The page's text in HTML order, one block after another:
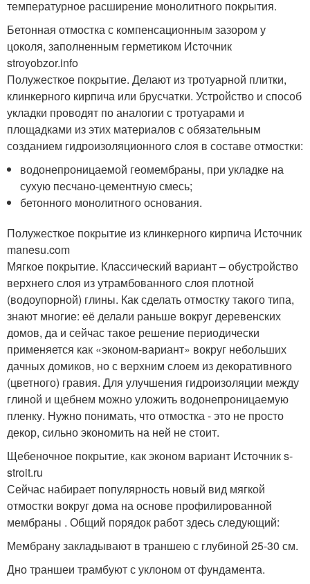
температурное расширение монолитного покрытия.
Бетонная отмостка с компенсационным зазором у
цоколя, заполненным герметиком Источник
stroyobzor.info
Полужесткое покрытие. Делают из тротуарной плитки,
клинкерного кирпича или брусчатки. Устройство и способ
укладки проводят по аналогии с тротуарами и
площадками из этих материалов с обязательным
созданием гидроизоляционного слоя в составе отмостки:
водонепроницаемой геомембраны, при укладке на
сухую песчано-цементную смесь;
бетонного монолитного основания.
Полужесткое покрытие из клинкерного кирпича Источник
manesu.com
Мягкое покрытие. Классический вариант – обустройство
верхнего слоя из утрамбованного слоя плотной
(водоупорной) глины. Как сделать отмостку такого типа,
знают многие: её делали раньше вокруг деревенских
домов, да и сейчас такое решение периодически
применяется как «эконом-вариант» вокруг небольших
дачных домиков, но с верхним слоем из декоративного
(цветного) гравия. Для улучшения гидроизоляции между
глиной и щебнем можно уложить водонепроницаемую
пленку. Нужно понимать, что отмостка - это не просто
декор, сильно экономить на ней не стоит.
Щебеночное покрытие, как эконом вариант Источник s-
stroit.ru
Сейчас набирает популярность новый вид мягкой
отмостки вокруг дома на основе профилированной
мембраны . Общий порядок работ здесь следующий:
Мембрану закладывают в траншею с глубиной 25-30 см.
Дно траншеи трамбуют с уклоном от фундамента.